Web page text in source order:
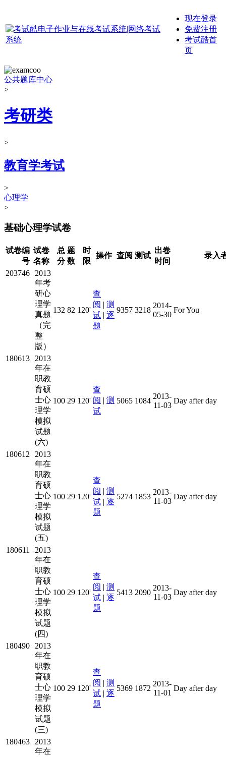
现在登录
免费注册
考试酷首
页
公共题库中心
>
考研类
>
教育学考试
>
心理学
>
基础心理学试卷
试卷编
号
试卷
名称
总
分
题
数
时
限
操作 查阅 测试
出卷
时间
录入
203746
2013
年考
研心
理学
真题
（完
整
版）
132 82 120'
查
阅 | 测
试 | 逐
题
9357 3218
2014-
05-30
For You
180613
2013
年在
职教
育硕
士心
理学
模拟
试题
(六)
100 29 120'
查
阅 | 测
试
5065 1084
2013-
11-03
Day after day
180612
2013
年在
职教
育硕
士心
理学
模拟
试题
(五)
100 29 120'
查
阅 | 测
试 | 逐
题
5274 1853
2013-
11-03
Day after day
180611
2013
年在
职教
育硕
士心
理学
模拟
试题
(四)
100 29 120'
查
阅 | 测
试 | 逐
题
5413 2090
2013-
11-03
Day after day
180490
2013
年在
职教
育硕
士心
理学
模拟
试题
(三)
100 29 120'
查
阅 | 测
试 | 逐
题
5369 1872
2013-
11-01
Day after day
180463
2013
年在